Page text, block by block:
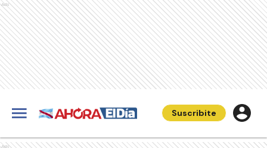
Ads
Suscribite
Ads